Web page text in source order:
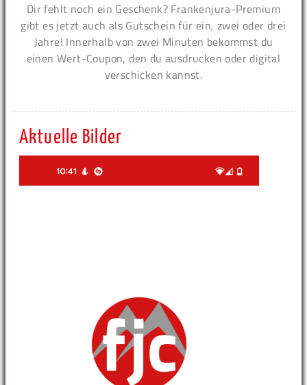
Dir fehlt noch ein Geschenk? Frankenjura-Premium
gibt es jetzt auch als Gutschein für ein, zwei oder drei
Jahre! Innerhalb von zwei Minuten bekommst du
einen Wert-Coupon, den du ausdrucken oder digital
verschicken kannst.
Aktuelle Bilder